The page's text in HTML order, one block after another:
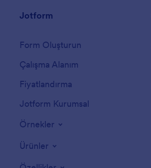
Jotform
Form Oluşturun
Çalışma Alanım
Fiyatlandırma
Jotform Kurumsal
Örnekler
Ürünler